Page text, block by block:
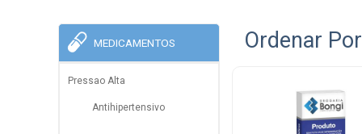
MEDICAMENTOS
Pressao Alta
Antihipertensivo
Ordenar